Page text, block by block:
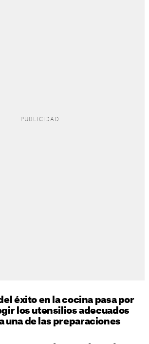
éxito en la cocina pasa por
los utensilios adecuados
una de las preparaciones